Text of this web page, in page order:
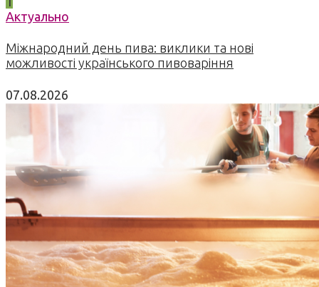
Актуально
Міжнародний день пива: виклики та нові
можливості українського пивоваріння
07.08.2026